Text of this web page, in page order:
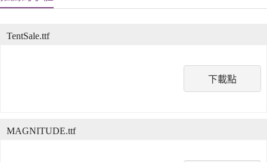
下載點
TentSale.ttf
MAGNITUDE.ttf